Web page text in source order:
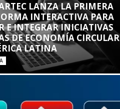
LANZA LA PRIMERA
INTERACTIVA PARA
E INTEGRAR INICIATIVAS
DE ECONOMÍA CIRCULAR
LATINA